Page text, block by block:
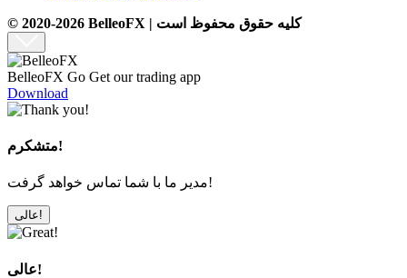
© 2020-2026 BelleoFX | کلیه حقوق محفوظ است
BelleoFX Go Get our trading app
Download
متشکرم!
مدیر ما با شما تماس خواهد گرفت!
عالی!
عالی!